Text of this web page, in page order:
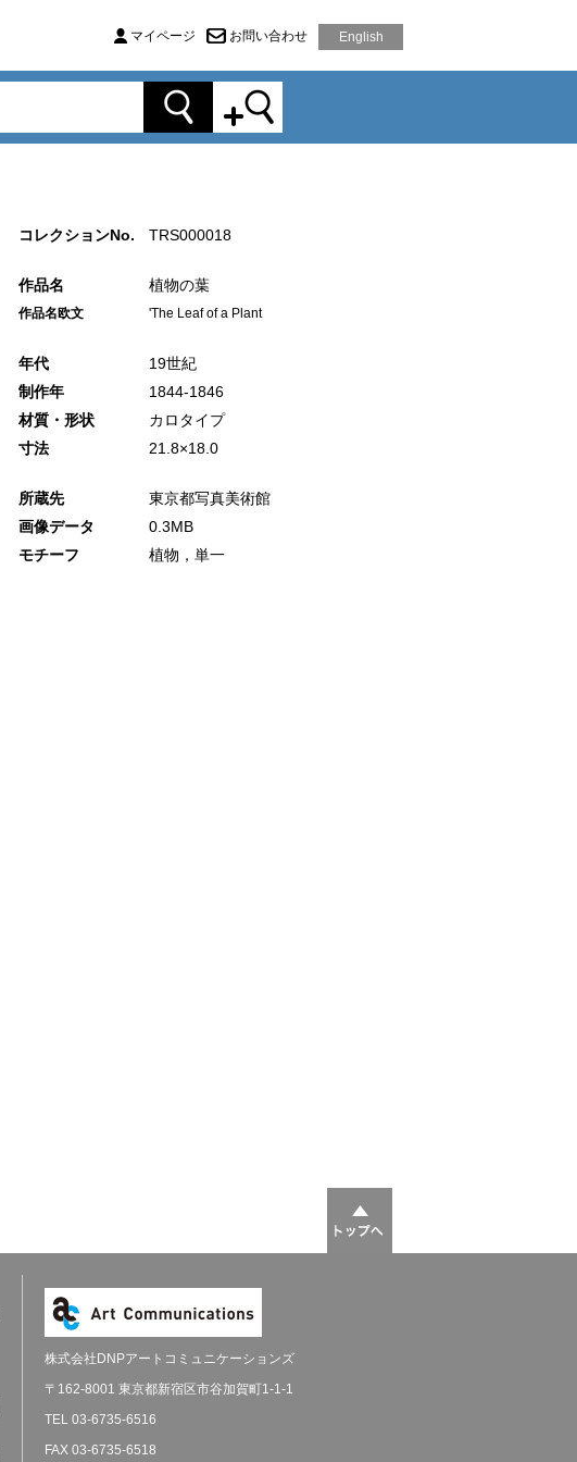
マイページ お問い合わせ English
コレクションNo. TRS000018
作品名 植物の葉
作品名欧文 'The Leaf of a Plant
年代
19世紀
制作年
1844-1846
材質・形状
カロタイプ
寸法
21.8×18.0
所蔵先
東京都写真美術館
画像データ
0.3MB
モチーフ
植物，単一
株式会社DNPアートコミュニケーションズ
〒162-8001 東京都新宿区市谷加賀町1-1-1
TEL 03-6735-6516
FAX 03-6735-6518